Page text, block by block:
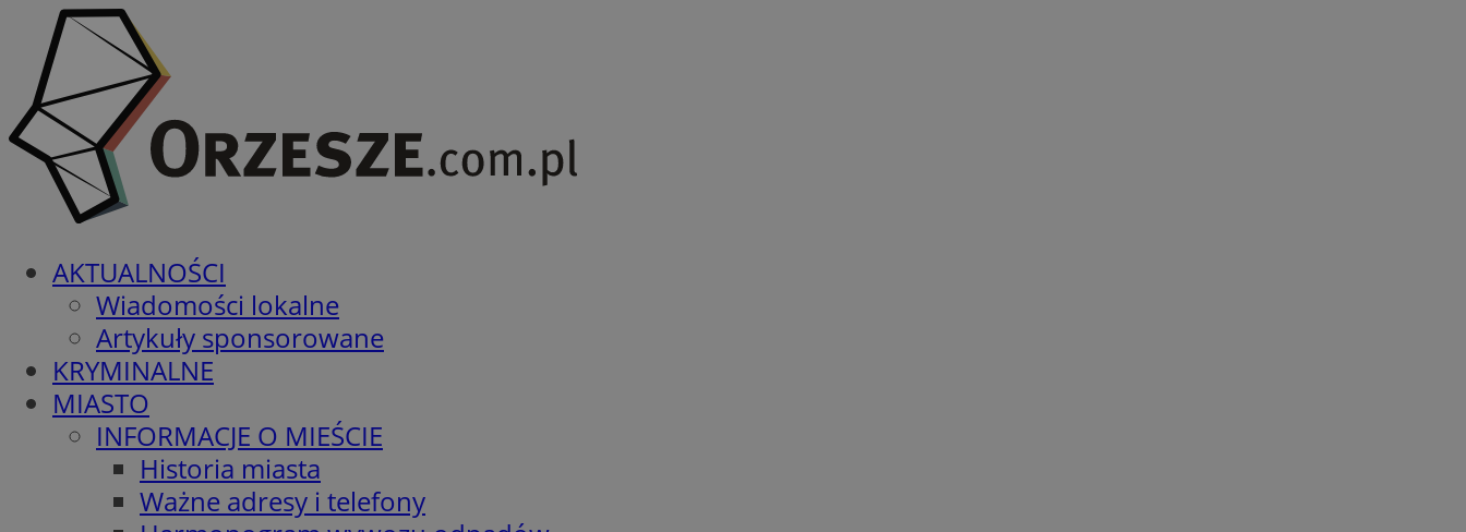
AKTUALNOŚCI
Wiadomości lokalne
Artykuły sponsorowane
KRYMINALNE
MIASTO
INFORMACJE O MIEŚCIE
Historia miasta
Ważne adresy i telefony